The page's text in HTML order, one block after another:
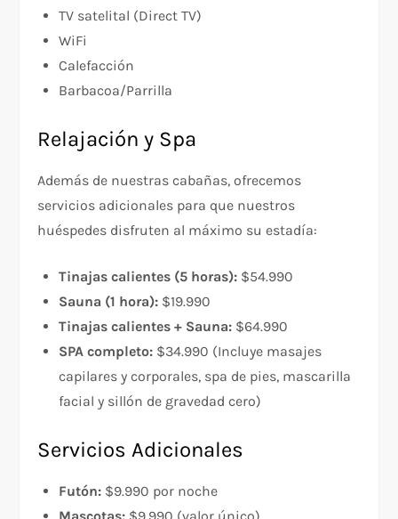
TV satelital (Direct TV)
WiFi
Calefacción
Barbacoa/Parrilla
Relajación y Spa
Además de nuestras cabañas, ofrecemos
servicios adicionales para que nuestros
huéspedes disfruten al máximo su estadía:
Tinajas calientes (5 horas): $54.990
Sauna (1 hora): $19.990
Tinajas calientes + Sauna: $64.990
SPA completo: $34.990 (Incluye masajes
capilares y corporales, spa de pies, mascarilla
facial y sillón de gravedad cero)
Servicios Adicionales
Futón: $9.990 por noche
Mascotas: $9.990 (valor único)